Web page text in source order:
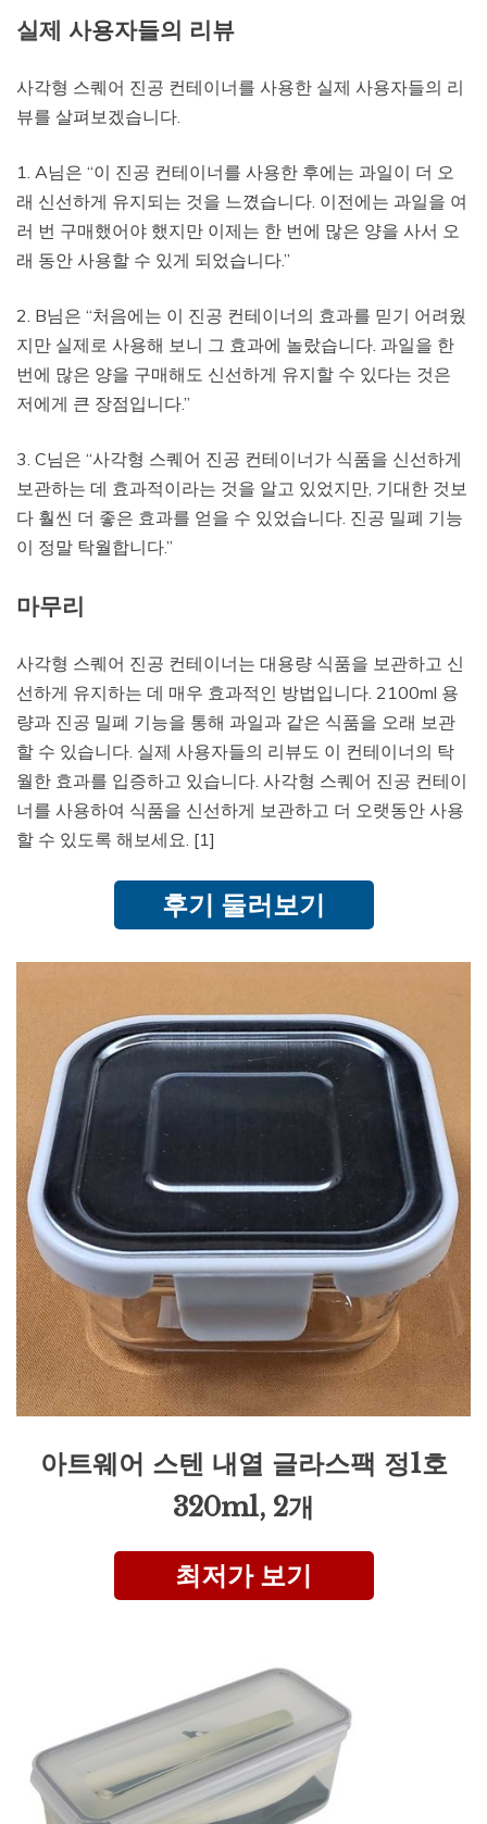
실제 사용자들의 리뷰
사각형 스퀘어 진공 컨테이너를 사용한 실제 사용자들의 리
뷰를 살펴보겠습니다.
1. A님은 “이 진공 컨테이너를 사용한 후에는 과일이 더 오
래 신선하게 유지되는 것을 느꼈습니다. 이전에는 과일을 여
러 번 구매했어야 했지만 이제는 한 번에 많은 양을 사서 오
래 동안 사용할 수 있게 되었습니다.”
2. B님은 “처음에는 이 진공 컨테이너의 효과를 믿기 어려웠
지만 실제로 사용해 보니 그 효과에 놀랐습니다. 과일을 한
번에 많은 양을 구매해도 신선하게 유지할 수 있다는 것은
저에게 큰 장점입니다.”
3. C님은 “사각형 스퀘어 진공 컨테이너가 식품을 신선하게
보관하는 데 효과적이라는 것을 알고 있었지만, 기대한 것보
다 훨씬 더 좋은 효과를 얻을 수 있었습니다. 진공 밀폐 기능
이 정말 탁월합니다.”
마무리
사각형 스퀘어 진공 컨테이너는 대용량 식품을 보관하고 신
선하게 유지하는 데 매우 효과적인 방법입니다. 2100ml 용
량과 진공 밀폐 기능을 통해 과일과 같은 식품을 오래 보관
할 수 있습니다. 실제 사용자들의 리뷰도 이 컨테이너의 탁
월한 효과를 입증하고 있습니다. 사각형 스퀘어 진공 컨테이
너를 사용하여 식품을 신선하게 보관하고 더 오랫동안 사용
할 수 있도록 해보세요. [1]
후기 둘러보기
아트웨어 스텐 내열 글라스팩 정1호
320ml, 2개
최저가 보기